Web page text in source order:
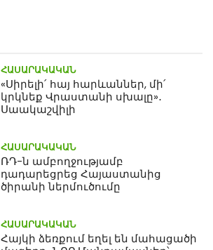
ՀԱՍԱՐԱԿԱԿԱՆ
«Սիրելի՛ հայ հարևաններ, մի՛
կրկնեք Վրաստանի սխալը»․
Սաակաշվիլի
ՀԱՍԱՐԱԿԱԿԱՆ
ՌԴ-ն ամբողջությամբ
դադարեցրեց Հայաստանից
ծիրանի ներմուծումը
ՀԱՍԱՐԱԿԱԿԱՆ
Հայկի ձեռքում եղել են մահացածի